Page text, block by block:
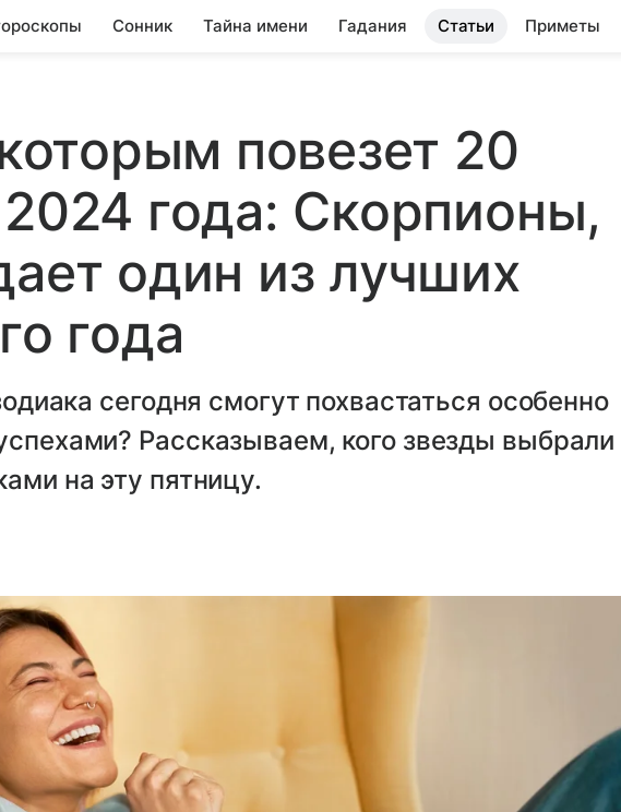
Сонник Тайна имени Гадания Статьи Приметы
повезет 20
года: Скорпионы,
один из лучших
года
сегодня смогут похвастаться особенно
Рассказываем, кого звезды выбрали
на эту пятницу.